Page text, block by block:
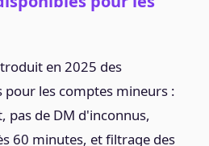
en 2025 des
les comptes mineurs :
pas de DM d'inconnus,
60 minutes, et filtrage des